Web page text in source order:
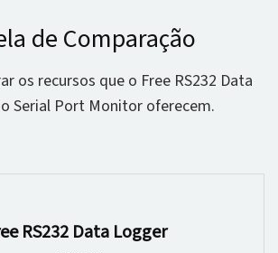
de Comparação
os recursos que o Free RS232 Data
Serial Port Monitor oferecem.
RS232 Data Logger